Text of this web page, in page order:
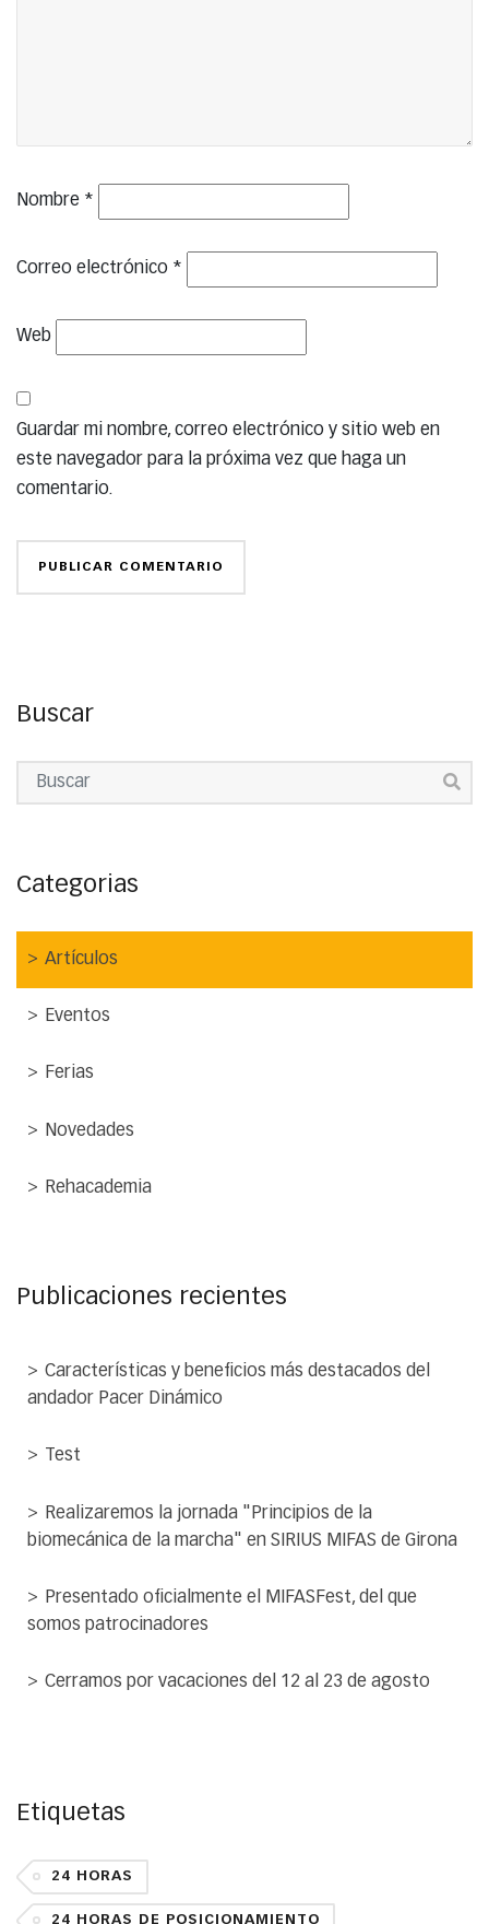
Nombre *
Correo electrónico *
Web
Guardar mi nombre, correo electrónico y sitio web en
este navegador para la próxima vez que haga un
comentario.
Buscar
Categorias
Artículos
Eventos
Ferias
Novedades
Rehacademia
Publicaciones recientes
Características y beneficios más destacados del
andador Pacer Dinámico
Test
Realizaremos la jornada "Principios de la
biomecánica de la marcha" en SIRIUS MIFAS de Girona
Presentado oficialmente el MIFASFest, del que
somos patrocinadores
Cerramos por vacaciones del 12 al 23 de agosto
Etiquetas
24 HORAS
24 HORAS DE POSICIONAMIENTO